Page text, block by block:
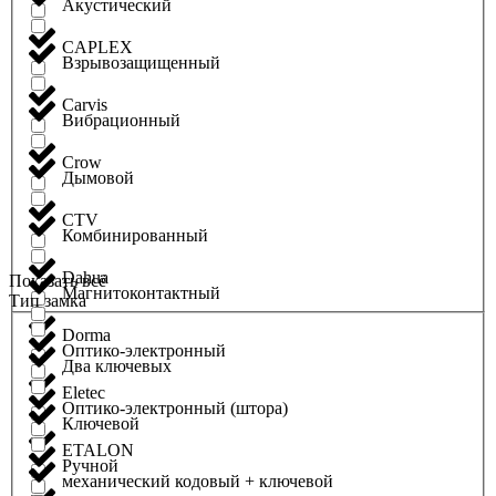
CAPLEX
Carvis
Crow
CTV
Dahua
Dorma
Eletec
ETALON
Акустический
Взрывозащищенный
Вибрационный
Дымовой
Комбинированный
Магнитоконтактный
Оптико-электронный
Оптико-электронный (штора)
Ручной
Показать всё
Тип замка
Два ключевых
Ключевой
механический кодовый + ключевой